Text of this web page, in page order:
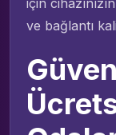
ve bağlantı